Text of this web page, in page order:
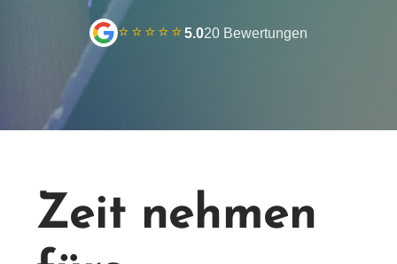
⭐⭐⭐⭐⭐5.020 Bewertungen
Zeit nehmen